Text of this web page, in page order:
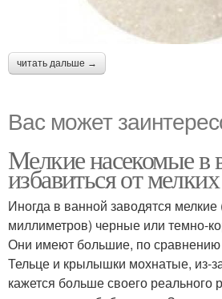
читать дальше →
Вас может
Мелкие насекомые в
избавиться от
Иногда в ванной заводятся
миллиметров) черные или темно-
Они имеют большие, по
Тельце и крылышки мохнатые, из-
кажется больше своего реального